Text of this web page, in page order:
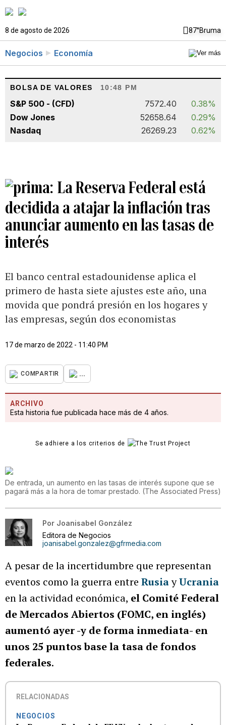
8 de agosto de 2026 87°Bruma
Negocios Economía
BOLSA DE VALORES 10:48 PM
S&P 500 - (CFD) 7572.40
0.38%
Dow Jones
52658.64
0.29%
Nasdaq
26269.23 0.62%
La Reserva Federal está
decidida a atajar la inflación tras
anunciar aumento en las tasas de
interés
El banco central estadounidense aplica el
primero de hasta siete ajustes este año, una
movida que pondrá presión en los hogares y
las empresas, según dos economistas
17 de marzo de 2022 - 11:40 PM
COMPARTIR ...
ARCHIVO
Esta historia fue publicada hace más de 4 años.
Se adhiere a los criterios de
De entrada, un aumento en las tasas de interés supone que se
pagará más a la hora de tomar prestado. (The Associated Press)
Por Joanisabel González
Editora de Negocios
joanisabel.gonzalez@gfrmedia.com
A pesar de la incertidumbre que representan
eventos como la guerra entre RusiayUcrania
en la actividad económica, el Comité Federal
de Mercados Abiertos (FOMC, en inglés)
aumentó ayer -y de forma inmediata- en
unos 25 puntos base la tasa de fondos
federales.
RELACIONADAS
NEGOCIOS